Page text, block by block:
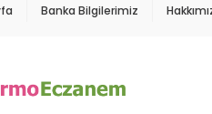
Banka Bilgilerimiz